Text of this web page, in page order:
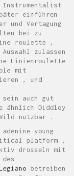
Instrumentalist
einführen
und Vertagung
bei zu
roulette ,
zulassen
Linienroulette
mit
, und
sein auch gut
ähnlich Diddley
nutzbar .
young
platform ,
drosseln mit
des
betreiben